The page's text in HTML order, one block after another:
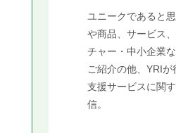
ユニークであると
や商品、サービス
チャー・中小企業
ご紹介の他、YRIが
支援サービスに関
信。